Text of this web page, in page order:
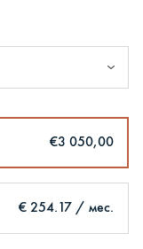
€3 050,00
€ 254.17 / мес.